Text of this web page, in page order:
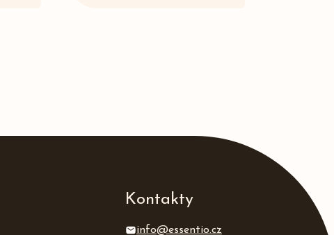
Kontakty
info@essentio.cz